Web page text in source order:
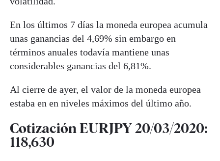
En los últimos 7 días la moneda europea acumula
unas ganancias del 4,69% sin embargo en
términos anuales todavía mantiene unas
considerables ganancias del 6,81%.
Al cierre de ayer, el valor de la moneda europea
estaba en en niveles máximos del último año.
Cotización EURJPY 20/03/2020:
118,630